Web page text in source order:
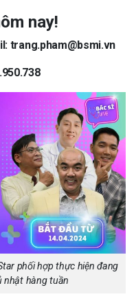
nay!
trang.pham@bsmi.vn
phối hợp thực hiện đang
nhật hàng tuần